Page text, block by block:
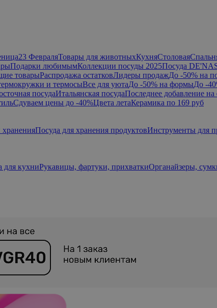
23 ФевраляТовары для животныхКухняСтоловая
Подарки любимымКоллекции посуды 2025Посуда
товарыРаспродажа остатковЛидеры продажДо -50% на
и термосыВсе для уютаДо -50% на формыДо -
посудаИтальянская посудаПоследнее добавление на
Сдуваем цены до -40%Цвета летаКерамика по 169 руб
храненияПосуда для хранения продуктовИнструменты для
для кухниРукавицы, фартуки, прихваткиОрганайзеры,